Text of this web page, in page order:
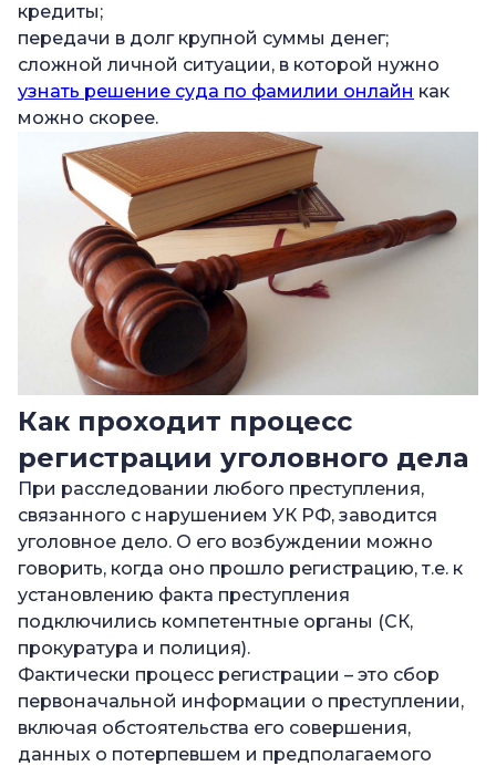
кредиты;
передачи в долг крупной суммы денег;
сложной личной ситуации, в которой нужно
узнать решение суда по фамилии онлайн как
можно скорее.
Как проходит процесс
регистрации уголовного дела
При расследовании любого преступления,
связанного с нарушением УК РФ, заводится
уголовное дело. О его возбуждении можно
говорить, когда оно прошло регистрацию, т.е. к
установлению факта преступления
подключились компетентные органы (СК,
прокуратура и полиция).
Фактически процесс регистрации – это сбор
первоначальной информации о преступлении,
включая обстоятельства его совершения,
данных о потерпевшем и предполагаемого